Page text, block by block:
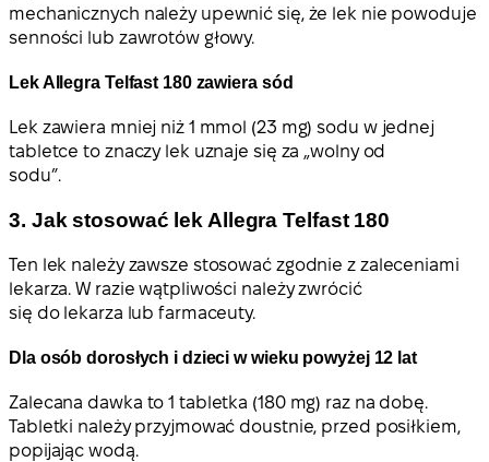
mechanicznych należy upewnić się, że lek nie powoduje
senności lub zawrotów głowy.
Lek Allegra Telfast 180 zawiera sód
Lek zawiera mniej niż 1 mmol (23 mg) sodu w jednej
tabletce to znaczy lek uznaje się za „wolny od
sodu”.
3. Jak stosować lek Allegra Telfast 180
Ten lek należy zawsze stosować zgodnie z zaleceniami
lekarza. W razie wątpliwości należy zwrócić
się do lekarza lub farmaceuty.
Dla osób dorosłych i dzieci w wieku powyżej 12 lat
Zalecana dawka to 1 tabletka (180 mg) raz na dobę.
Tabletki należy przyjmować doustnie, przed posiłkiem,
popijając wodą.